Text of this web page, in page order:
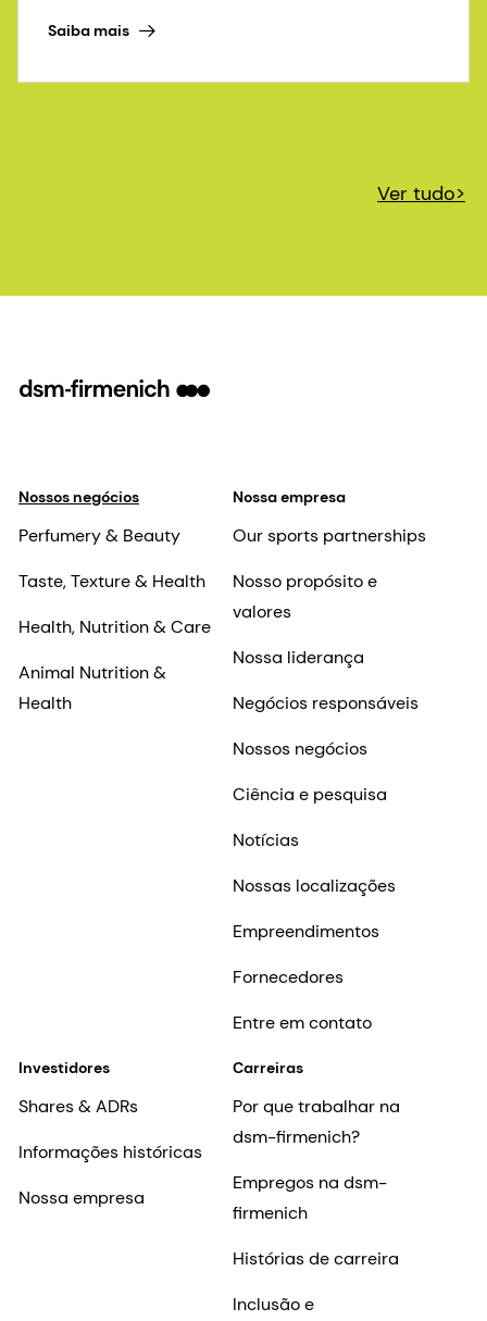
Saiba mais
Ver tudo>
Nossos negócios
Perfumery & Beauty
Taste, Texture & Health
Health, Nutrition & Care
Animal Nutrition &
Health
Nossa empresa
Our sports partnerships
Nosso propósito e
valores
Nossa liderança
Negócios responsáveis
Nossos negócios
Ciência e pesquisa
Notícias
Nossas localizações
Empreendimentos
Fornecedores
Entre em contato
Investidores
Shares & ADRs
Informações históricas
Nossa empresa
Carreiras
Por que trabalhar na
dsm-firmenich?
Empregos na dsm-
firmenich
Histórias de carreira
Inclusão e